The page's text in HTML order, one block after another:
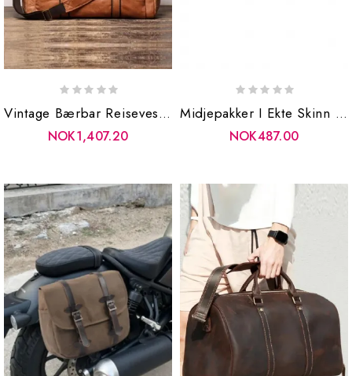
Vintage Bærbar Reiseveske For Menn I Ekte Skinn Med Enkelt Skulder Frostet Med Stor Kapasitet
NOK1,407.20
Midjepakker I Ekte Skinn For Menn Beltevesker Brystveske For Skulderveske Reiseveske For
NOK487.00